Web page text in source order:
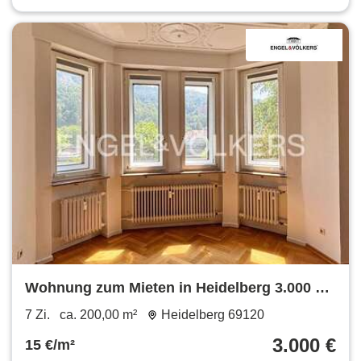
Wohnung zum Mieten in Heidelberg 3.000 €
200 m²
7 Zi. ca. 200,00 m² Heidelberg 69120
15 €/m² 3.000 €